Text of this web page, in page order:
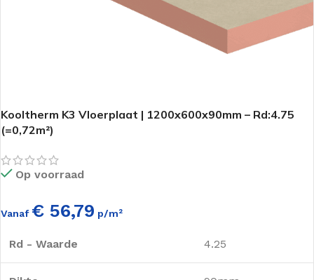
Kooltherm K3 Vloerplaat | 1200x600x90mm – Rd:4.75
(=0,72m²)
Op voorraad
Vanaf € 56,79 p/m²
Rd - Waarde 4.25